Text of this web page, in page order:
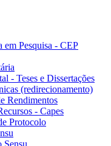
em Pesquisa - CEP
- Teses e Dissertações
(redirecionamento)
Rendimentos
- Capes
Protocolo